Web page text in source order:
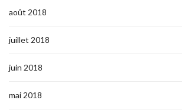
août 2018
juillet 2018
juin 2018
mai 2018